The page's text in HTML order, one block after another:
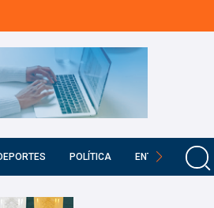
POLÍTICA ENTRETENIMIENTO